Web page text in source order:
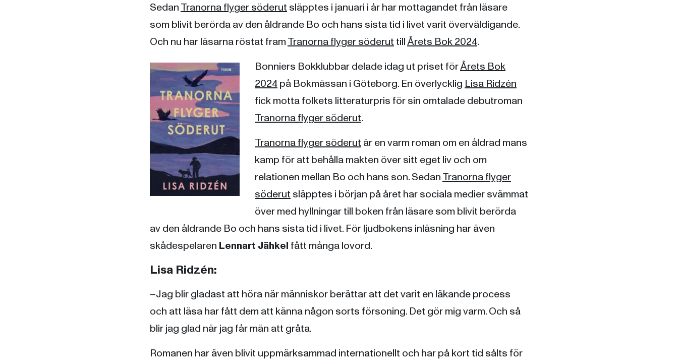
SedanTranorna flyger söderutsläpptes i januari i år har mottagandet från läsare
som blivit berörda av den åldrande Bo och hans sista tid i livet varit överväldigande.
Och nu har läsarna röstat framTranorna flyger söderuttillÅrets Bok 2024.
Bonniers Bokklubbar delade idag ut priset förÅrets Bok
2024på Bokmässan i Göteborg. En överlyckligLisa Ridzén
fick motta folkets litteraturpris för sin omtalade debutroman
Tranorna flyger söderut.
Tranorna flyger söderutär en varm roman om en åldrad mans
kamp för att behålla makten över sitt eget liv och om
relationen mellan Bo och hans son. SedanTranorna flyger
söderutsläpptes i början på året har sociala medier svämmat
över med hyllningar till boken från läsare som blivit berörda
av den åldrande Bo och hans sista tid i livet. För ljudbokens inläsning har även
skådespelaren Lennart Jähkel fått många lovord.
Lisa Ridzén:
–Jag blir gladast att höra när människor berättar att det varit en läkande process
och att läsa har fått dem att känna någon sorts försoning. Det gör mig varm. Och så
blir jag glad när jag får män att gråta.
Romanen har även blivit uppmärksammad internationellt och har på kort tid sålts för